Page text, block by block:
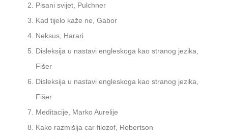
Pisani svijet, Pulchner
Kad tijelo kaže ne, Gabor
Neksus, Harari
Disleksija u nastavi engleskoga kao stranog jezika,
Fišer
Disleksija u nastavi engleskoga kao stranog jezika,
Fišer
Meditacije, Marko Aurelije
Kako razmišlja car filozof, Robertson